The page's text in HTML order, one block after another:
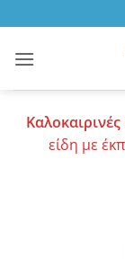
to
content
είδη με